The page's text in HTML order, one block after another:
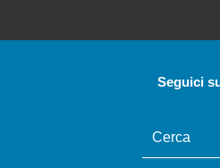
Seguici
testo
da